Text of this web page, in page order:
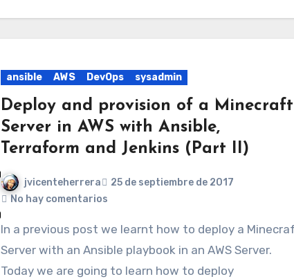
ansible AWS DevOps sysadmin
Deploy and provision of a Minecraft
Server in AWS with Ansible,
Terraform and Jenkins (Part II)
jvicenteherrera
25 de septiembre de 2017
No hay comentarios
In a previous post we learnt how to deploy a Minecraft
Server with an Ansible playbook in an AWS Server.
Today we are going to learn how to deploy